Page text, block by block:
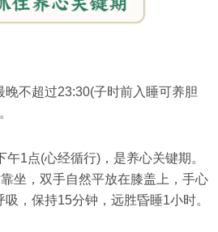
晚不超过23:30(子时前入睡可养胆
1点(心经循行)，是养心关键期。
坐，双手自然平放在膝盖上，手心
，保持15分钟，远胜昏睡1小时。